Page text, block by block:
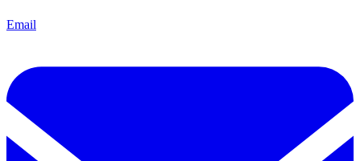
Email